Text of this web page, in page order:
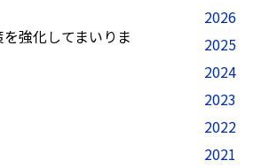
強化してまいりま
2026
2025
2024
2023
2022
2021